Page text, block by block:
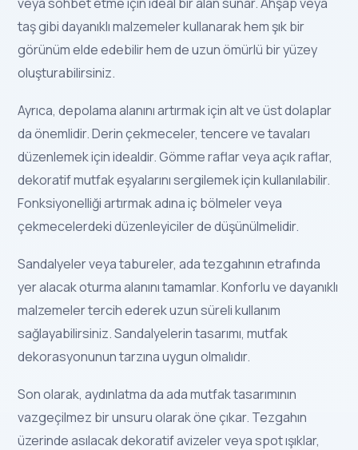
taş gibi dayanıklı malzemeler kullanarak hem şık bir
görünüm elde edebilir hem de uzun ömürlü bir yüzey
oluşturabilirsiniz.
Ayrıca, depolama alanını artırmak için alt ve üst dolaplar
da önemlidir. Derin çekmeceler, tencere ve tavaları
düzenlemek için idealdir. Gömme raflar veya açık raflar,
dekoratif mutfak eşyalarını sergilemek için kullanılabilir.
Fonksiyonelliği artırmak adına iç bölmeler veya
çekmecelerdeki düzenleyiciler de düşünülmelidir.
Sandalyeler veya tabureler, ada tezgahının etrafında
yer alacak oturma alanını tamamlar. Konforlu ve dayanıklı
malzemeler tercih ederek uzun süreli kullanım
sağlayabilirsiniz. Sandalyelerin tasarımı, mutfak
dekorasyonunun tarzına uygun olmalıdır.
Son olarak, aydınlatma da ada mutfak tasarımının
vazgeçilmez bir unsuru olarak öne çıkar. Tezgahın
üzerinde asılacak dekoratif avizeler veya spot ışıklar,